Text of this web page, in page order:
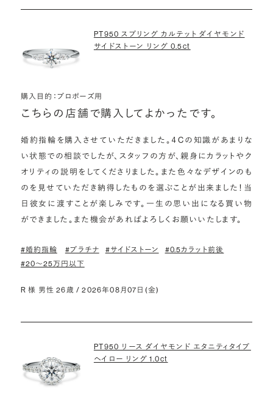
PT950 スプリング カルテット ダイヤモンド
サイドストーン リング 0.5ct
購入目的：プロポーズ用
こちらの店舗で購入してよかったです。
婚約指輪を購入させていただきました。４Cの知識があまりな
い状態での相談でしたが、スタッフの方が、親身にカラットやク
オリティの説明をしてくださりました。また色々なデザインのも
のを見せていただき納得したものを選ぶことが出来ました！当
日彼女に渡すことが楽しみです。一生の思い出になる買い物
ができました。また機会があればよろしくお願いいたします。
#婚約指輪 #プラチナ #サイドストーン
#0.5カラット前後
#20〜25万円以下
R 様 男性 26歳 / 2026年08月07日(金)
PT950 リース ダイヤモンド エタニティタイプ
ヘイロー リング 1.0ct